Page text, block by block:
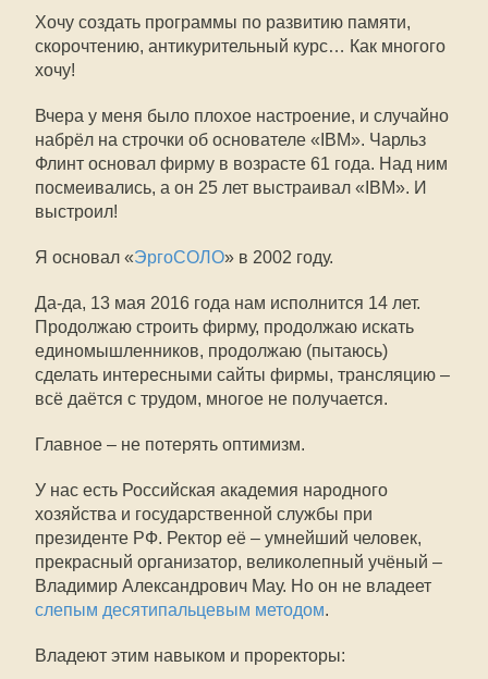
Хочу создать программы по развитию памяти,
скорочтению, антикурительный курс… Как многого
хочу!
Вчера у меня было плохое настроение, и случайно
набрёл на строчки об основателе «IBM». Чарльз
Флинт основал фирму в возрасте 61 года. Над ним
посмеивались, а он 25 лет выстраивал «IBM». И
выстроил!
Я основал «ЭргоСОЛО» в 2002 году.
Да-да, 13 мая 2016 года нам исполнится 14 лет.
Продолжаю строить фирму, продолжаю искать
единомышленников, продолжаю (пытаюсь)
сделать интересными сайты фирмы, трансляцию –
всё даётся с трудом, многое не получается.
Главное – не потерять оптимизм.
У нас есть Российская академия народного
хозяйства и государственной службы при
президенте РФ. Ректор её – умнейший человек,
прекрасный организатор, великолепный учёный –
Владимир Александрович Мау. Но он не владеет
слепым десятипальцевым методом.
Владеют этим навыком и проректоры: